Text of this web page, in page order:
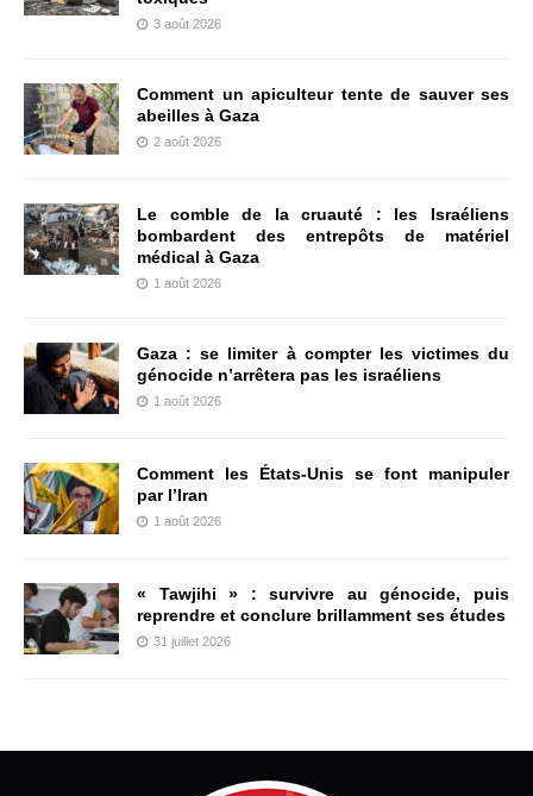
3 août 2026
Comment un apiculteur tente de sauver ses
abeilles à Gaza
2 août 2026
Le comble de la cruauté : les Israéliens
bombardent des entrepôts de matériel
médical à Gaza
1 août 2026
Gaza : se limiter à compter les victimes du
génocide n’arrêtera pas les israéliens
1 août 2026
Comment les États-Unis se font manipuler
par l’Iran
1 août 2026
« Tawjihi » : survivre au génocide, puis
reprendre et conclure brillamment ses études
31 juillet 2026